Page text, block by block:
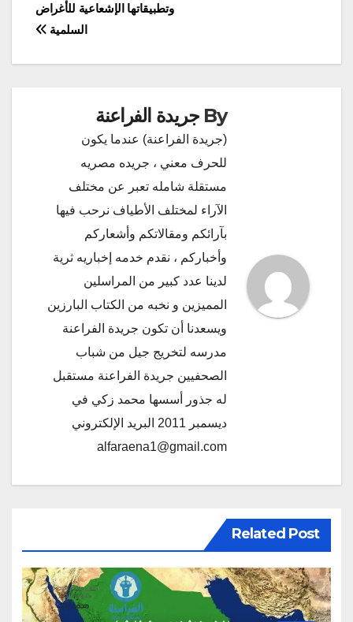
وتطبيقاتها الإشعاعية للأغراض
السلمية
By جريدة الفراعنة
(جريدة الفراعنة) عندما يكون
للحرف معني ، جريده مصريه
مستقلة شامله تعبر عن مختلف
الآراء لمختلف الأطياف نرحب فيها
بآرائكم ومقالاتكم وأشعاركم
وأخباركم ، نقدم خدمه إخباريه ثرية
لدينا عدد كبير من المراسلين
المميزين و نخبه من الكتاب البارزين
ويسعدنا أن تكون جريدة الفراعنة
مدرسه لتخريج جيل من شباب
الصحفيين جريدة الفراعنة مستقبل
له جذور أسسها محمد زكي في
ديسمبر 2011 البريد الإلكتروني
alfaraena1@gmail.com
Related Post